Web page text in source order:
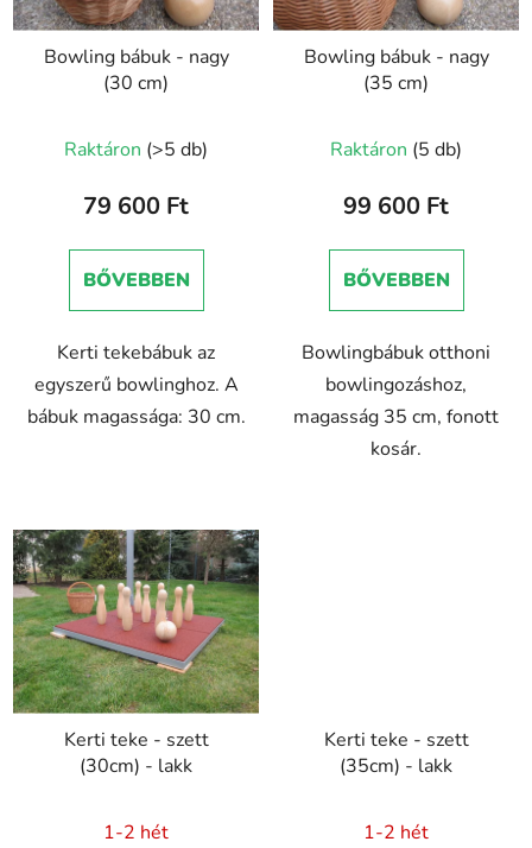
Bowling bábuk - nagy
(30 cm)
Raktáron (>5 db)
79 600 Ft
BŐVEBBEN
Kerti tekebábuk az
egyszerű bowlinghoz. A
bábuk magassága: 30 cm.
Bowling bábuk - nagy
(35 cm)
Raktáron (5 db)
99 600 Ft
BŐVEBBEN
Bowlingbábuk otthoni
bowlingozáshoz,
magasság 35 cm, fonott
kosár.
Kerti teke - szett
(30cm) - lakk
1-2 hét
Kerti teke - szett
(35cm) - lakk
1-2 hét